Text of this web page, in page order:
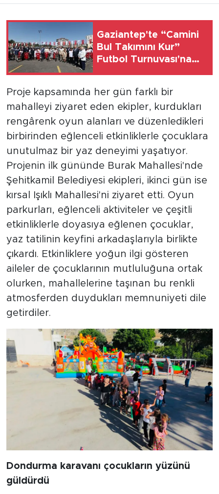
Gaziantep'te “Camini
Bul Takımını Kur”
Futbol Turnuvası'na
hediye edildi
Proje kapsamında her gün farklı bir
mahalleyi ziyaret eden ekipler, kurdukları
rengârenk oyun alanları ve düzenledikleri
birbirinden eğlenceli etkinliklerle çocuklara
unutulmaz bir yaz deneyimi yaşatıyor.
Projenin ilk gününde Burak Mahallesi'nde
Şehitkamil Belediyesi ekipleri, ikinci gün ise
kırsal Işıklı Mahallesi'ni ziyaret etti. Oyun
parkurları, eğlenceli aktiviteler ve çeşitli
etkinliklerle doyasıya eğlenen çocuklar,
yaz tatilinin keyfini arkadaşlarıyla birlikte
çıkardı. Etkinliklere yoğun ilgi gösteren
aileler de çocuklarının mutluluğuna ortak
olurken, mahallelerine taşınan bu renkli
atmosferden duydukları memnuniyeti dile
getirdiler.
Dondurma karavanı çocukların yüzünü
güldürdü